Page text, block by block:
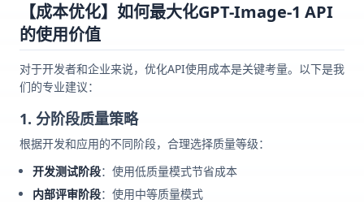
【成本优化】如何最大化GPT-Image-1 API
的使用价值
对于开发者和企业来说，优化API使用成本是关键考量。以下是我
们的专业建议：
1. 分阶段质量策略
根据开发和应用的不同阶段，合理选择质量等级：
开发测试阶段：使用低质量模式节省成本
内部评审阶段：使用中等质量模式